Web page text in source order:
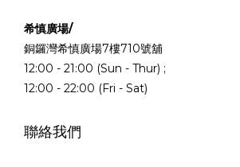
希慎廣場/
銅鑼灣希慎廣場7樓710號舖
12:00 - 21:00 (Sun - Thur) ;
12:00 - 22:00 (Fri - Sat)
聯絡我們